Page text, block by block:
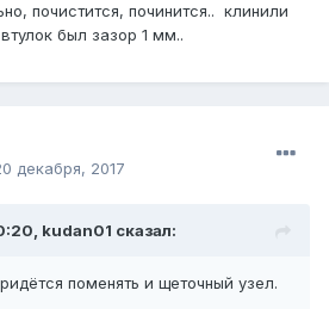
почистится, починится.. клинили
был зазор 1 мм..
декабря, 2017
kudan01 сказал:
поменять и щеточный узел.